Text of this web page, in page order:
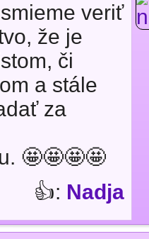
veriť
že je
či
a stále
za
🤩🤩🤩🤩
👍: Nadja